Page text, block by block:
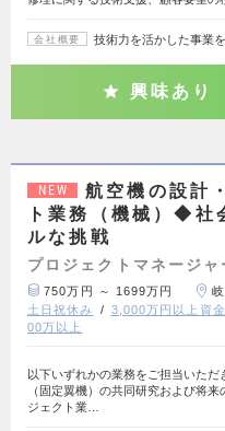
会社概要 技術力を活かした事業
興味あり
NEW
航空機の設計
ト業務（機械）◆社
ルな挑戦
プロジェクトマネージャ
750万円 ～ 1699万円
土日祝休み
3,000万円以上資
00万以上
以下いずれかの業務をご担当いただ
（固定翼機）の共同研究および将
ジェクト業…